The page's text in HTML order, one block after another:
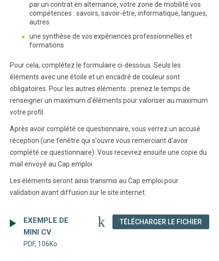
par un contrat en alternance, votre zone de mobilité vos
compétences : savoirs, savoir-être, informatique, langues,
autres
une synthèse de vos expériences professionnelles et
formations
Pour cela, complétez le formulaire ci-dessous. Seuls les
éléments avec une étoile et un encadré de couleur sont
obligatoires. Pour les autres éléments : prenez le temps de
renseigner un maximum d'éléments pour valoriser au maximum
votre profil.
Après avoir complété ce questionnaire, vous verrez un accusé
réception (une fenêtre qui s'ouvre vous remerciant d'avoir
complété ce questionnaire) .Vous recevrez ensuite une copie du
mail envoyé au Cap emploi
Les éléments seront ainsi transmis au Cap emploi pour
validation avant diffusion sur le site internet.
EXEMPLE DE
MINI CV
PDF, 106Ko
TÉLÉCHARGER LE FICHIER